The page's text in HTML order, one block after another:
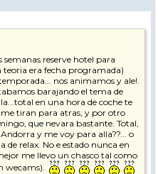
semanas reserve hotel para
era fecha programada)
nos animamos y ale!.
barajando el tema de
en una hora de coche te
tiran para atras, y por otro
que nevara bastante. Total,
y me voy para alla??... o
relax. No e estado nunca en
me llevo un chasco tal como
wecams).